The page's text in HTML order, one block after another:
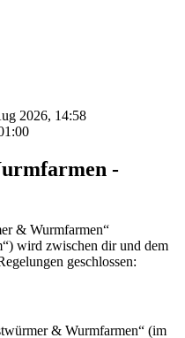
2026, 14:58
-
& Wurmfarmen“
wird zwischen dir und dem
geschlossen:
& Wurmfarmen“ (im